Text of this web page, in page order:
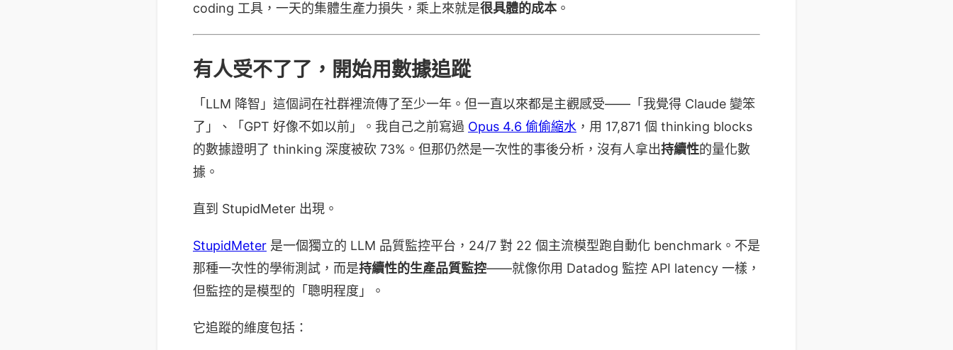
coding 工具，一天的集體生產力損失，乘上來就是很具體的成本 。
有人受不了了，開始用數據追蹤
「LLM 降智」這個詞在社群裡流傳了至少一年。但一直以來都是主觀感受——「我覺得 Claude 變笨
了」、「GPT 好像不如以前」。我自己之前寫過 Opus 4.6 偷偷縮水 ，用 17,871 個 thinking blocks
的數據證明了 thinking 深度被砍 73%。但那仍然是一次性的事後分析，沒有人拿出持續性的量化數
據。
直到 StupidMeter 出現。
StupidMeter 是一個獨立的 LLM 品質監控平台，24/7 對 22 個主流模型跑自動化 benchmark。不是
那種一次性的學術測試，而是持續性的生產品質監控——就像你用 Datadog 監控 API latency 一樣，
但監控的是模型的「聰明程度」。
它追蹤的維度包括：